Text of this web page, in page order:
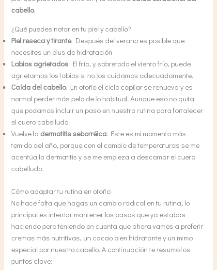
cabello.
¿Qué puedes notar en tu piel y cabello?
Piel reseca y tirante. Después del verano es posible que
necesites un plus de hidratación.
Labios agrietados. El frío, y sobretodo el viento frío, puede
agrietarnos los labios si no los cuidamos adecuadamente.
Caída del cabello. En otoño el ciclo capilar se renueva y es
normal perder más pelo de lo habitual. Aunque eso no quita
que podamos incluir un paso en nuestra rutina para fortalecer
el cuero cabelludo.
Vuelve la dermatitis seborréica. Este es mi momento más
temido del año, porque con el cambio de temperaturas se me
acentúa la dermatitis y se me empieza a descamar el cuero
cabelludo.
Cómo adaptar tu rutina en otoño
No hace falta que hagas un cambio radical en tu rutina, lo
principal es intentar mantener los pasos que ya estabas
haciendo pero teniendo en cuenta que ahora vamos a preferir
cremas más nutritivas, un cacao bien hidratante y un mimo
especial por nuestro cabello. A continuación te resumo los
puntos clave: